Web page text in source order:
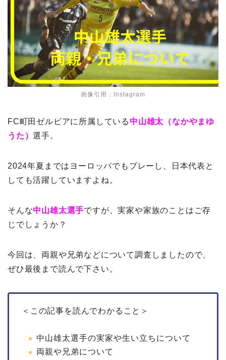
画像引用：Instagram
FC町田ゼルビアに所属している中山雄太（なかやまゆ
うた）選手。
2024年夏まではヨーロッパでもプレーし、日本代表と
しても活躍していますよね。
そんな中山雄太選手ですが、実家や家族のことはご存
じでしょうか？
今回は、両親や兄弟などについて調査しましたので、
ぜひ最後まで読んで下さい。
＜この記事を読んでわかること＞
中山雄太選手の実家や生い立ちについて
両親や兄弟について